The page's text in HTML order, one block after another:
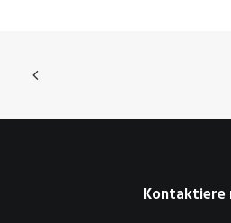
Kontaktiere